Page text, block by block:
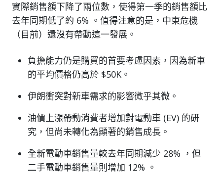
實際銷售額下降了兩位數，使得第一季的銷售額比
去年同期低了約 6% 。值得注意的是，中東危機
（目前）還沒有帶動這一發展。
負擔能力仍是購買的首要考慮因素，因為新車
的平均價格仍高於 $50K。
伊朗衝突對新車需求的影響微乎其微。
油價上漲帶動消費者增加對電動車 (EV) 的研
究，但尚未轉化為顯著的銷售成長。
全新電動車銷售量較去年同期減少 28% ，但
二手電動車銷售量則增加 12% 。